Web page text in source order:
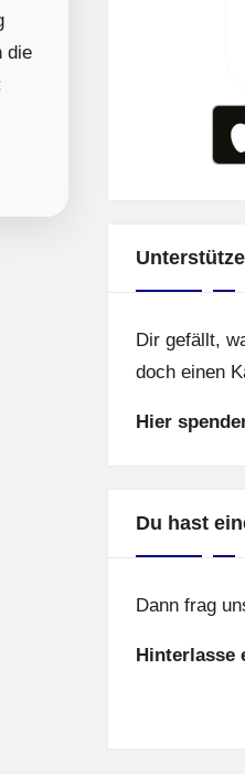
die
Dir gefällt,
doch einen
Hier
Du hast
Dann frag
Hinterlasse